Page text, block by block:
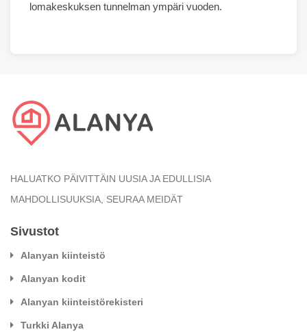
lomakeskuksen tunnelman ympäri vuoden.
HALUATKO PÄIVITTÄIN UUSIA JA EDULLISIA
MAHDOLLISUUKSIA, SEURAA MEIDÄT
Sivustot
Alanyan kiinteistö
Alanyan kodit
Alanyan kiinteistörekisteri
Turkki Alanya